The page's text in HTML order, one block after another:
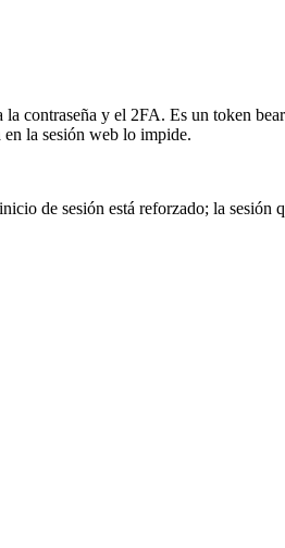
contraseña y el 2FA. Es un token
en la sesión web lo impide.
de sesión está reforzado; la sesión